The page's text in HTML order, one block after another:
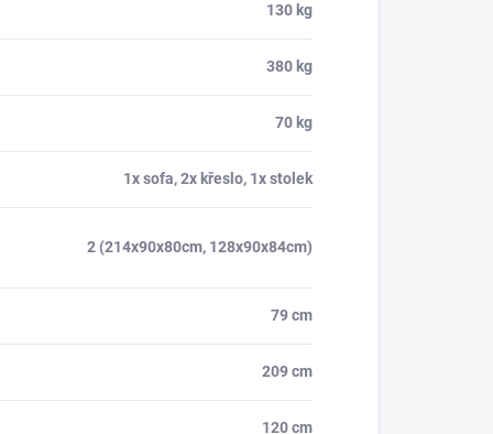
130 kg
380 kg
70 kg
1x sofa, 2x křeslo, 1x stolek
2 (214x90x80cm, 128x90x84cm)
79 cm
209 cm
120 cm